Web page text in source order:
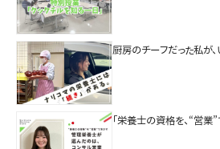
厨房のチーフだった私が
「栄養士の資格を、“営業